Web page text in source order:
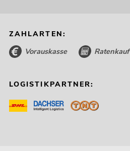
ZAHLARTEN:
Vorauskasse Ratenkauf
LOGISTIKPARTNER: